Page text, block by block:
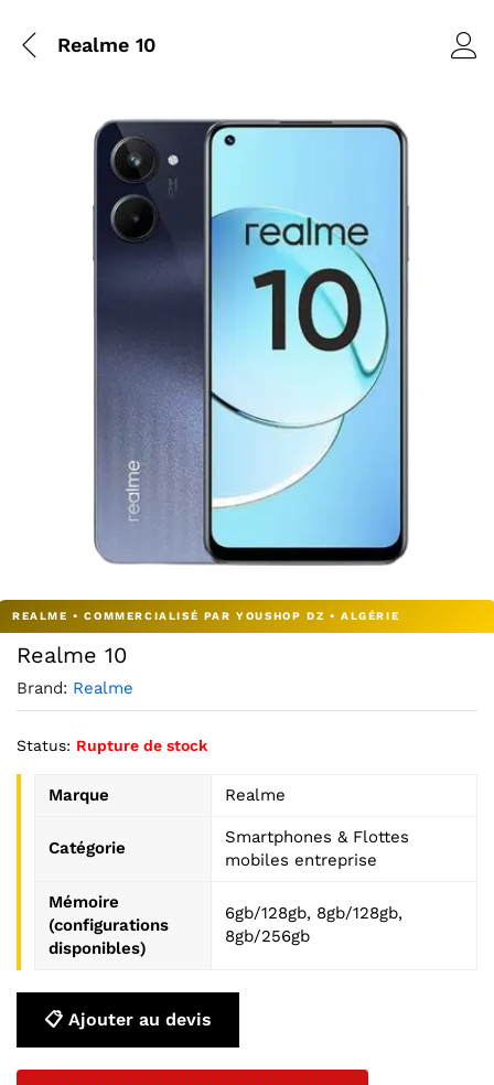
Realme 10
Realme 10
Brand: Realme
Status: Rupture de stock
Marque Realme
Catégorie
Smartphones & Flottes
mobiles entreprise
Mémoire
(configurations
disponibles)
6gb/128gb, 8gb/128gb,
8gb/256gb
📋 Ajouter au devis